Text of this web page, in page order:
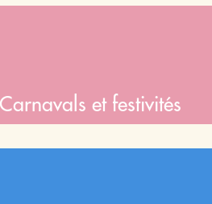
Carnavals et festivités